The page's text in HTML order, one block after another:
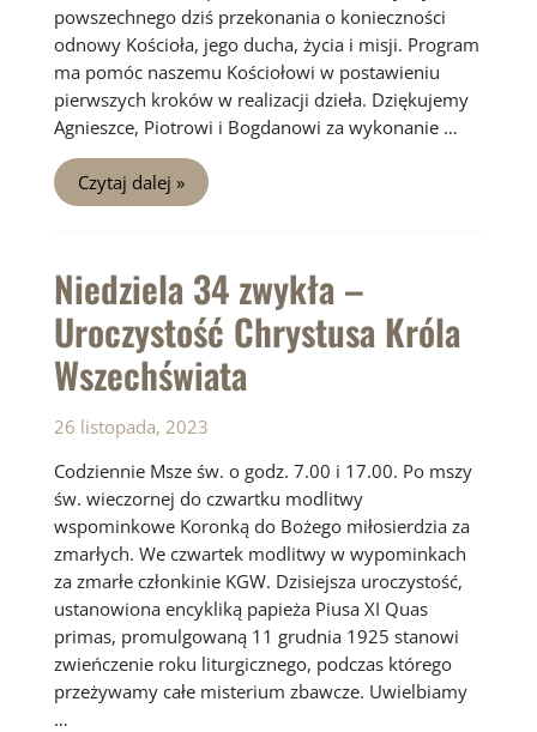
powszechnego dziś przekonania o konieczności
odnowy Kościoła, jego ducha, życia i misji. Program
ma pomóc naszemu Kościołowi w postawieniu
pierwszych kroków w realizacji dzieła. Dziękujemy
Agnieszce, Piotrowi i Bogdanowi za wykonanie …
Niedziela
1
Adwentu
Czytaj dalej »
Niedziela 34 zwykła –
Uroczystość Chrystusa Króla
Wszechświata
26 listopada, 2023
Codziennie Msze św. o godz. 7.00 i 17.00. Po mszy
św. wieczornej do czwartku modlitwy
wspominkowe Koronką do Bożego miłosierdzia za
zmarłych. We czwartek modlitwy w wypominkach
za zmarłe członkinie KGW. Dzisiejsza uroczystość,
ustanowiona encykliką papieża Piusa XI Quas
primas, promulgowaną 11 grudnia 1925 stanowi
zwieńczenie roku liturgicznego, podczas którego
przeżywamy całe misterium zbawcze. Uwielbiamy
…